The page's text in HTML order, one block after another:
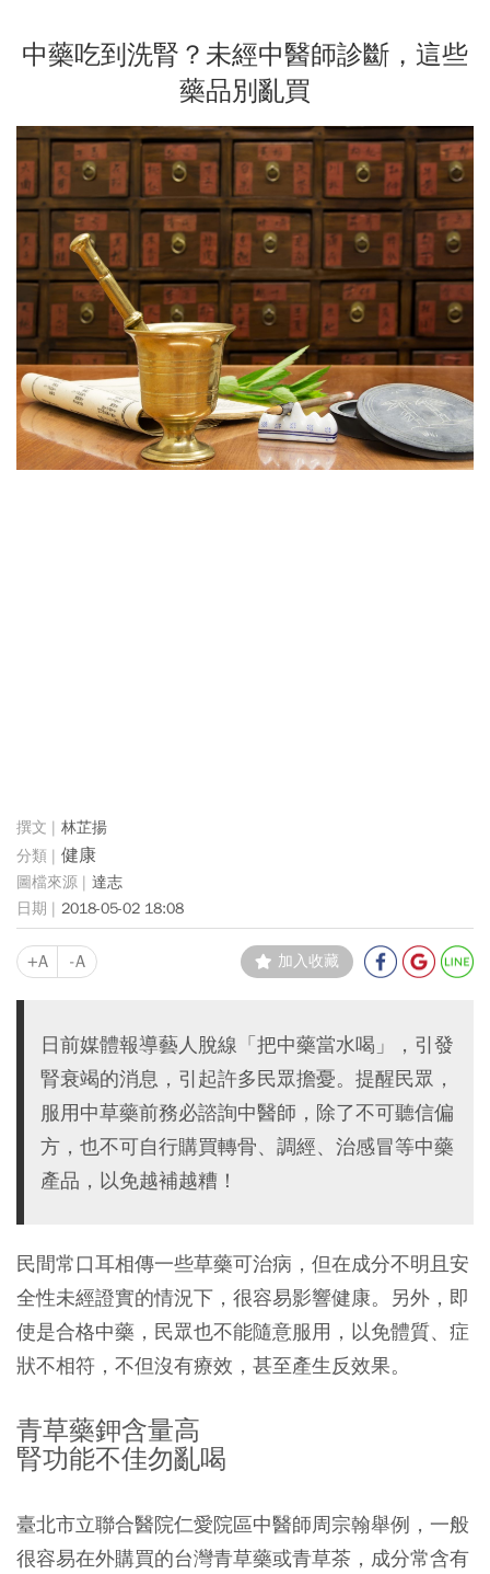
中藥吃到洗腎？未經中醫師診斷，這些
藥品別亂買
林芷揚
健康
達志
2018-05-02 18:08
+A -A 加入收藏
日前媒體報導藝人脫線「把中藥當水喝」，引發
腎衰竭的消息，引起許多民眾擔憂。提醒民眾，
服用中草藥前務必諮詢中醫師，除了不可聽信偏
方，也不可自行購買轉骨、調經、治感冒等中藥
產品，以免越補越糟！
民間常口耳相傳一些草藥可治病，但在成分不明且安
全性未經證實的情況下，很容易影響健康。另外，即
使是合格中藥，民眾也不能隨意服用，以免體質、症
狀不相符，不但沒有療效，甚至產生反效果。
青草藥鉀含量高
腎功能不佳勿亂喝
臺北市立聯合醫院仁愛院區中醫師周宗翰舉例，一般
很容易在外購買的台灣青草藥或青草茶，成分常含有